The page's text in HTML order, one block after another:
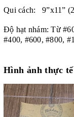
Qui cách: 9”x11”
Độ hạt nhám:Từ
#400, #600, #800,
Hình ảnh thực